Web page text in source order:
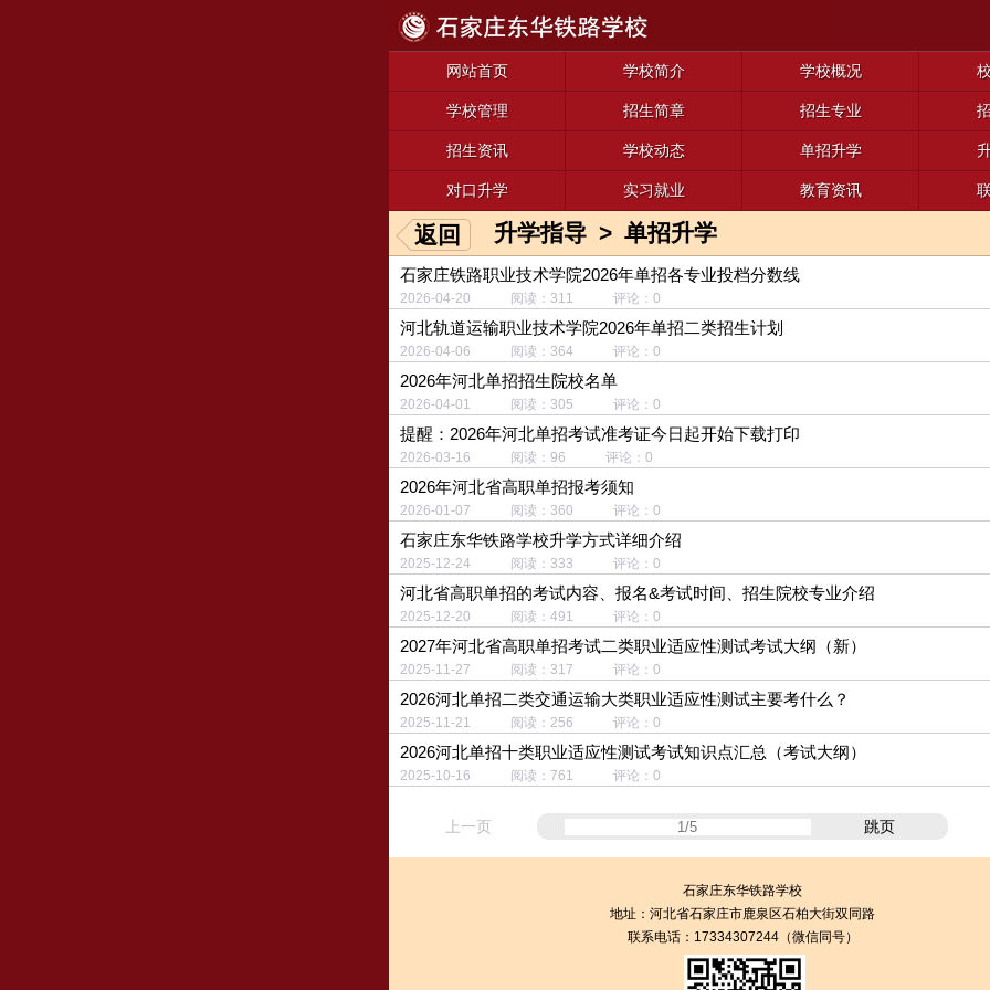
网站首页 学校简介 学校概况
学校管理 招生简章 招生专业
招生资讯 学校动态 单招升学
对口升学 实习就业 教育资讯
返回 升学指导 > 单招升学
石家庄铁路职业技术学院2026年单招各专业投档分数线
2026-04-20 阅读：311 评论：0
河北轨道运输职业技术学院2026年单招二类招生计划
2026-04-06 阅读：364 评论：0
2026年河北单招招生院校名单
2026-04-01 阅读：305 评论：0
提醒：2026年河北单招考试准考证今日起开始下载打印
2026-03-16 阅读：96 评论：0
2026年河北省高职单招报考须知
2026-01-07 阅读：360 评论：0
石家庄东华铁路学校升学方式详细介绍
2025-12-24 阅读：333 评论：0
河北省高职单招的考试内容、报名&考试时间、招生院校专业介绍
2025-12-20 阅读：491 评论：0
2027年河北省高职单招考试二类职业适应性测试考试大纲（新）
2025-11-27 阅读：317 评论：0
2026河北单招二类交通运输大类职业适应性测试主要考什么？
2025-11-21 阅读：256 评论：0
2026河北单招十类职业适应性测试考试知识点汇总（考试大纲）
2025-10-16 阅读：761 评论：0
上一页 跳页
石家庄东华铁路学校
地址： 河北省石家庄市鹿泉区石柏大街双同路
联系电话：17334307244（微信同号）